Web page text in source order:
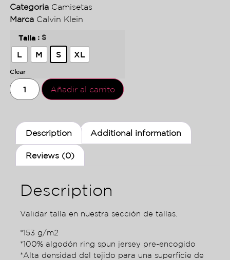
Categoria Camisetas
Marca Calvin Klein
Talla : S
L M S XL
Clear
Añadir al carrito
Description Additional information
Reviews (0)
Description
Validar talla en nuestra sección de tallas.
*153 g/m2
*100% algodón ring spun jersey pre-encogido
*Alta densidad del tejido para una superficie de